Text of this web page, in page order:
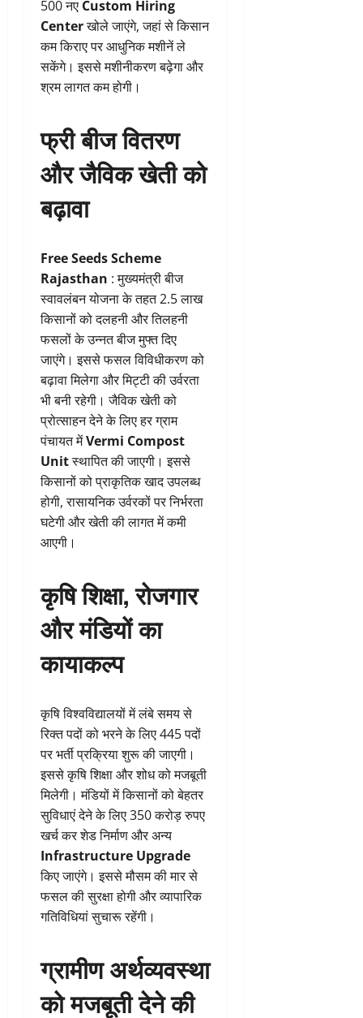
500 नए Custom Hiring
Centerखोले जाएंगे, जहां से किसान
कम किराए पर आधुनिक मशीनें ले
सकेंगे। इससे मशीनीकरण बढ़ेगा और
श्रम लागत कम होगी।
फ्री बीज वितरण
और जैविक खेती को
बढ़ावा
Free Seeds Scheme
Rajasthan : मुख्यमंत्री बीज
स्वावलंबन योजना के तहत 2.5 लाख
किसानों को दलहनी और तिलहनी
फसलों के उन्नत बीज मुफ्त दिए
जाएंगे। इससे फसल विविधीकरण को
बढ़ावा मिलेगा और मिट्टी की उर्वरता
भी बनी रहेगी। जैविक खेती को
प्रोत्साहन देने के लिए हर ग्राम
पंचायत मेंVermi Compost
Unitस्थापित की जाएगी। इससे
किसानों को प्राकृतिक खाद उपलब्ध
होगी, रासायनिक उर्वरकों पर निर्भरता
घटेगी और खेती की लागत में कमी
आएगी।
कृषि शिक्षा, रोजगार
और मंडियों का
कायाकल्प
कृषि विश्वविद्यालयों में लंबे समय से
रिक्त पदों को भरने के लिए 445 पदों
पर भर्ती प्रक्रिया शुरू की जाएगी।
इससे कृषि शिक्षा और शोध को मजबूती
मिलेगी। मंडियों में किसानों को बेहतर
सुविधाएं देने के लिए 350 करोड़ रुपए
खर्च कर शेड निर्माण और अन्य
Infrastructure Upgrade
किए जाएंगे। इससे मौसम की मार से
फसल की सुरक्षा होगी और व्यापारिक
गतिविधियां सुचारू रहेंगी।
ग्रामीण अर्थव्यवस्था
को मजबूती देने की